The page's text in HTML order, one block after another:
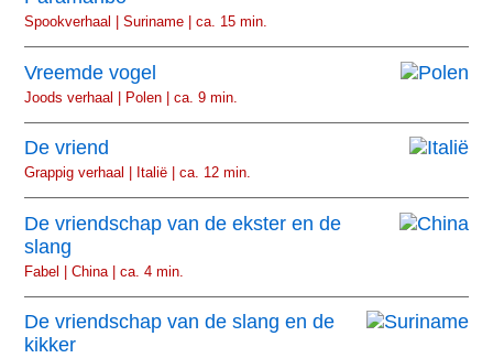
Spookverhaal | Suriname | ca. 15 min.
Vreemde vogel
Joods verhaal | Polen | ca. 9 min.
De vriend
Grappig verhaal | Italië | ca. 12 min.
De vriendschap van de ekster en de
slang
Fabel | China | ca. 4 min.
De vriendschap van de slang en de
kikker